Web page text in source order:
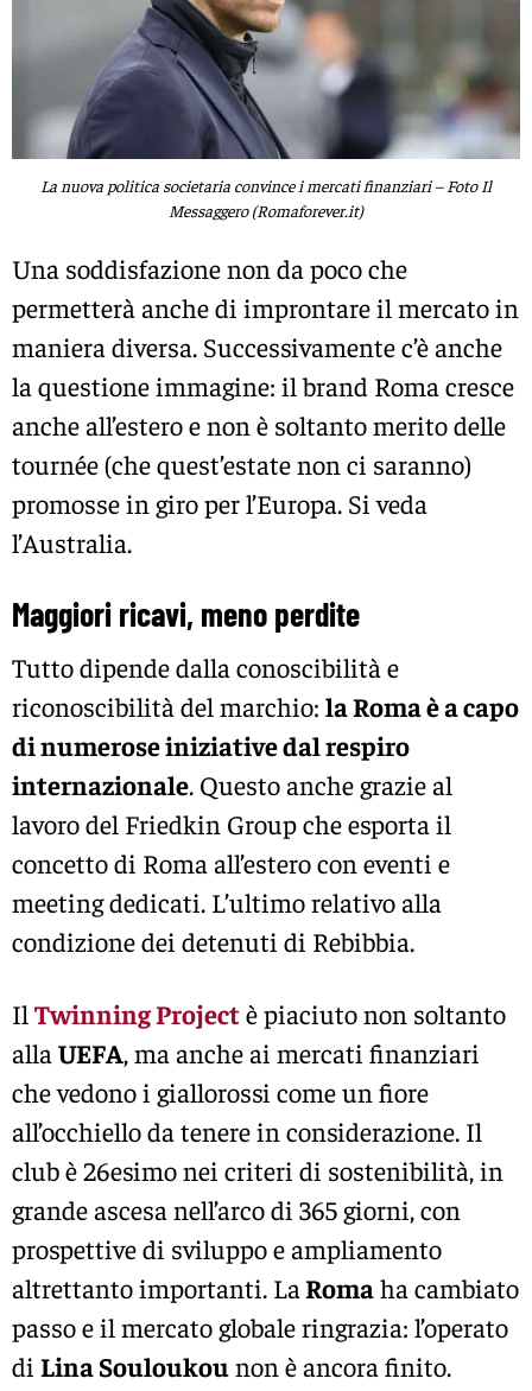
La nuova politica societaria convince i mercati finanziari – Foto Il
Messaggero (Romaforever.it)
Una soddisfazione non da poco che
permetterà anche di improntare il mercato in
maniera diversa. Successivamente c’è anche
la questione immagine: il brand Roma cresce
anche all’estero e non è soltanto merito delle
tournée (che quest’estate non ci saranno)
promosse in giro per l’Europa. Si veda
l’Australia.
Maggiori ricavi, meno perdite
Tutto dipende dalla conoscibilità e
riconoscibilità del marchio: la Roma è a capo
di numerose iniziative dal respiro
internazionale. Questo anche grazie al
lavoro del Friedkin Group che esporta il
concetto di Roma all’estero con eventi e
meeting dedicati. L’ultimo relativo alla
condizione dei detenuti di Rebibbia.
Il Twinning Projectè piaciuto non soltanto
alla UEFA, ma anche ai mercati finanziari
che vedono i giallorossi come un fiore
all’occhiello da tenere in considerazione. Il
club è 26esimo nei criteri di sostenibilità, in
grande ascesa nell’arco di 365 giorni, con
prospettive di sviluppo e ampliamento
altrettanto importanti. LaRomaha cambiato
passo e il mercato globale ringrazia: l’operato
di Lina Souloukounon è ancora finito.